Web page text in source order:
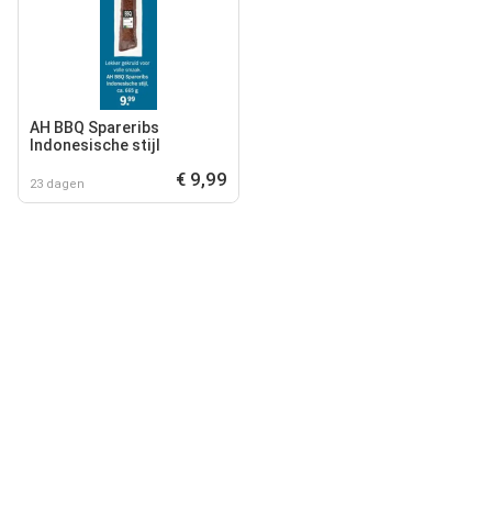
AH BBQ Spareribs
Indonesische stijl
23 dagen € 9,99